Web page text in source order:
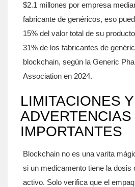
$2.1 millones por empresa
fabricante de genéricos, eso
15% del valor total de su
31% de los fabricantes de
blockchain, según la Generic
Association en 2024.
LIMITACIONES Y
ADVERTENCIAS
IMPORTANTES
Blockchain no es una varita
si un medicamento tiene la dosis
activo. Solo verifica que el